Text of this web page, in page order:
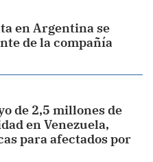
en Argentina se
de la compañía
de 2,5 millones de
en Venezuela,
para afectados por